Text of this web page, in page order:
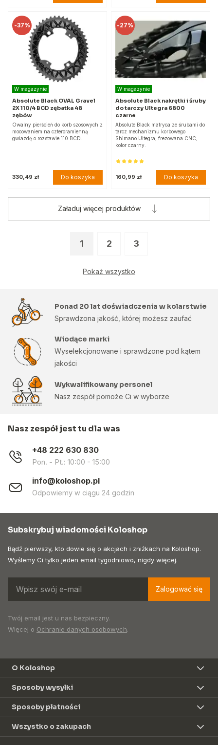
-37%
W magazynie
Absolute Black OVAL Gravel
2X 110/4 BCD zębatka 48
zębów
Owalny pierścień do korb szosowych z
mocowaniem na czteroramienną
gwiazdę o rozstawie 110 BCD.
330,49 zł Do koszyka
-27%
W magazynie
Absolute Black nakrętki i śruby
do tarczy Ultegra 6800
czarne
Absolute Black matryca ze śrubami do
tarcz mechanizmu korbowego
Shimano Ultegra, frezowana CNC,
kolor czarny.
160,99 zł Do koszyka
1 2 3
Pokaż wszystko
Załaduj więcej produktów
Ponad 20 lat doświadczenia w kolarstwie
Sprawdzona jakość, której możesz zaufać
Wiodące marki
Wyselekcjonowane i sprawdzone pod kątem
jakości
Wykwalifikowany personel
Nasz zespół pomoże Ci w wyborze
Nasz zespół jest tu dla was
+48 222 630 830
Pon. - Pt.: 10:00 - 15:00
info@koloshop.pl
Odpowiemy w ciągu 24 godzin
Subskrybuj wiadomości Koloshop
Bądź pierwszy, kto dowie się o akcjach i zniżkach na Koloshop.
Wyślemy Ci tylko jeden email tygodniowo, nigdy więcej.
Zalogować się
Twój email jest u nas bezpieczny.
Więcej o Ochranie danych osobowych.
O Koloshop
Sposoby wysyłki
Sposoby płatności
Wszystko o zakupach